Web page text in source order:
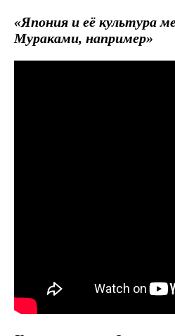
«Япония и её культура
Мураками, например»